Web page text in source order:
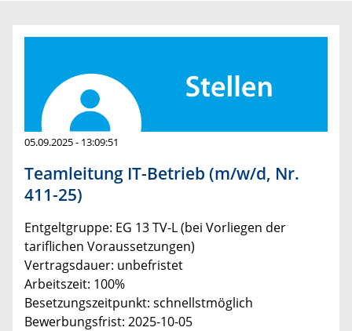
05.09.2025 - 13:09:51
Teamleitung IT-Betrieb (m/w/d, Nr.
411-25)
Entgeltgruppe: EG 13 TV-L (bei Vorliegen der
tariflichen Voraussetzungen)
Vertragsdauer: unbefristet
Arbeitszeit: 100%
Besetzungszeitpunkt: schnellstmöglich
Bewerbungsfrist: 2025-10-05